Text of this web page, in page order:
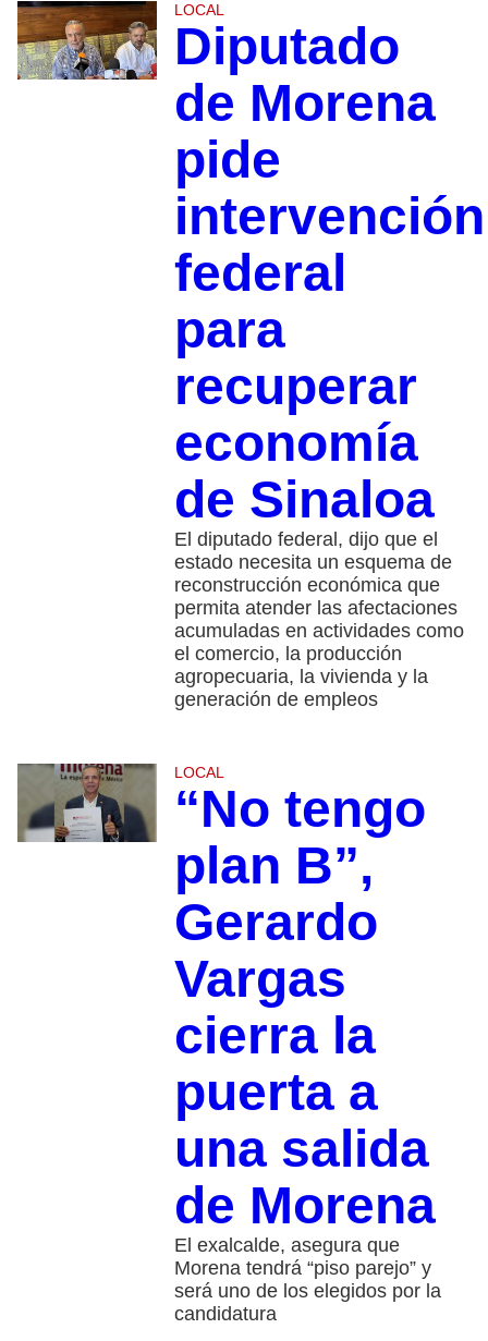
LOCAL
Diputado
de Morena
pide
intervención
federal
para
recuperar
economía
de Sinaloa
El diputado federal, dijo que el
estado necesita un esquema de
reconstrucción económica que
permita atender las afectaciones
acumuladas en actividades como
el comercio, la producción
agropecuaria, la vivienda y la
generación de empleos
LOCAL
“No tengo
plan B”,
Gerardo
Vargas
cierra la
puerta a
una salida
de Morena
El exalcalde, asegura que
Morena tendrá “piso parejo” y
será uno de los elegidos por la
candidatura